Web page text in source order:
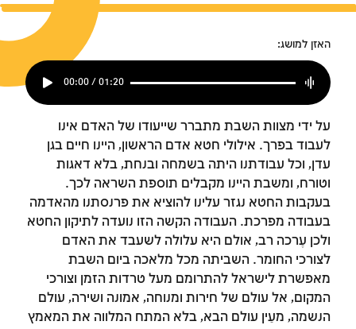
האזן למושג:
00:00 / 01:20
על ידי מצוות השבת מתברר שייעודו של האדם אינו
לעבוד בפרך. אילולי חטא אדם הראשון, היינו חיים בגן
עדן, וכל עבודתנו היתה בשמחה ובנחת, בלא דאגות
וטורח, ומשבת היינו מקבלים תוספת השראה לכך.
בעקבות החטא נגזר עלינו להוציא את פרנסתנו מהאדמה
בעבודה מפרכת. העבודה הקשה הזו נועדה לתיקון החטא
ולכן עֶרכּה רב, אולם היא עלולה לשעבד את האדם
לצורכי החומר. השביתה מכל מלאכה ביום השבת
מאפשרת לישראל להתרומם מעל טרדות הזמן וצורכי
המקום, אל עולם של חירות ומנוחה, אמונה ושירה, עולם
הנשמה, מעֵין עולם הבא, בלא המתח המלווה את המאמץ